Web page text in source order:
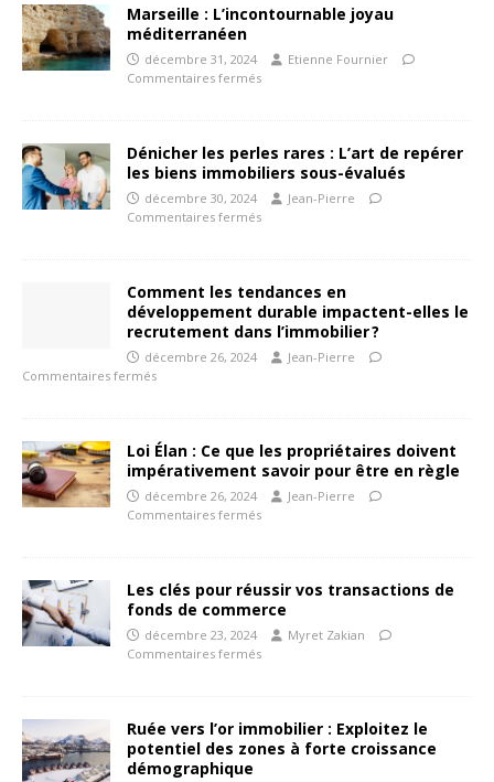
Marseille : L’incontournable joyau
méditerranéen
décembre 31, 2024
Etienne Fournier
Commentaires fermés
Dénicher les perles rares : L’art de repérer
les biens immobiliers sous-évalués
décembre 30, 2024
Jean-Pierre
Commentaires fermés
Comment les tendances en
développement durable impactent-elles le
recrutement dans l’immobilier ?
décembre 26, 2024
Jean-Pierre
Commentaires fermés
Loi Élan : Ce que les propriétaires doivent
impérativement savoir pour être en règle
décembre 26, 2024
Jean-Pierre
Commentaires fermés
Les clés pour réussir vos transactions de
fonds de commerce
décembre 23, 2024
Myret Zakian
Commentaires fermés
Ruée vers l’or immobilier : Exploitez le
potentiel des zones à forte croissance
démographique